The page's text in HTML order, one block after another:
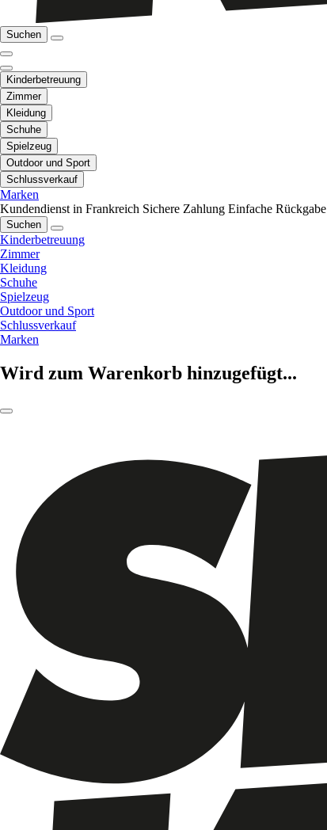
Suchen
Kinderbetreuung
Zimmer
Kleidung
Schuhe
Spielzeug
Outdoor und Sport
Schlussverkauf
Marken
Kundendienst in Frankreich Sichere Zahlung Einfache Rückgabe
Suchen
Kinderbetreuung
Zimmer
Kleidung
Schuhe
Spielzeug
Outdoor und Sport
Schlussverkauf
Marken
Wird zum Warenkorb hinzugefügt...